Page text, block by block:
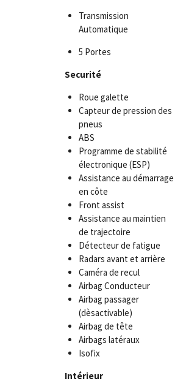
Transmission
Automatique
5 Portes
Securité
Roue galette
Capteur de pression des
pneus
ABS
Programme de stabilité
électronique (ESP)
Assistance au démarrage
en côte
Front assist
Assistance au maintien
de trajectoire
Détecteur de fatigue
Radars avant et arrière
Caméra de recul
Airbag Conducteur
Airbag passager
(dèsactivable)
Airbag de tête
Airbags latéraux
Isofix
Intérieur